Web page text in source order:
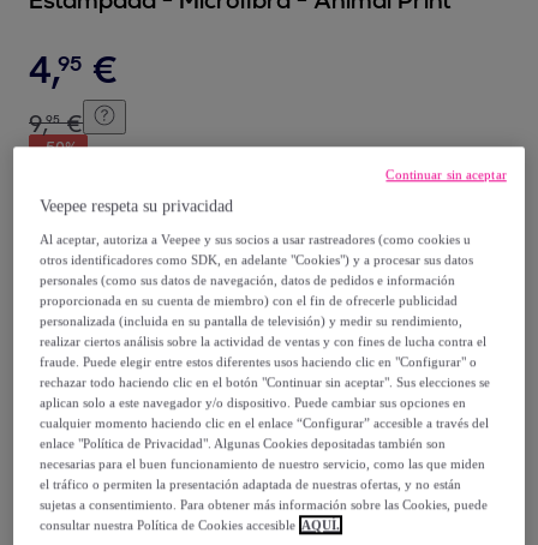
4,95 €
9,95 €
-50%
Vendido por Creaciones Euromoda
Entrega
Entrega desde2,95 €
Gratis desde 39,94 € de compra
Entrega: Entre el11/08y el14/08
Veepee respeta su privacidad
Al aceptar, autoriza a Veepee y sus socios a usar rastreadores (como cookies u
otros identificadores como SDK, en adelante "Cookies") y a procesar sus datos
personales (como sus datos de navegación, datos de pedidos e información
proporcionada en su cuenta de miembro) con el fin de ofrecerle publicidad
personalizada (incluida en su pantalla de televisión) y medir su rendimiento,
realizar ciertos análisis sobre la actividad de ventas y con fines de lucha contra el
fraude. Puede elegir entre estos diferentes usos haciendo clic en "Configurar" o
rechazar todo haciendo clic en el botón "Continuar sin aceptar". Sus elecciones se
aplican solo a este navegador y/o dispositivo. Puede cambiar sus opciones en
cualquier momento haciendo clic en el enlace “Configurar” accesible a través del
enlace "Política de Privacidad". Algunas Cookies depositadas también son
necesarias para el buen funcionamiento de nuestro servicio, como las que miden
el tráfico o permiten la presentación adaptada de nuestras ofertas, y no están
sujetas a consentimiento. Para obtener más información sobre las Cookies, puede
consultar nuestra Política de Cookies accesible AQUÍ.
Continuar sin aceptar